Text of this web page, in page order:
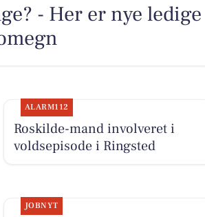
- Her er nye ledige
ALARM112
Roskilde-mand involveret i
voldsepisode i Ringsted
JOBNYT